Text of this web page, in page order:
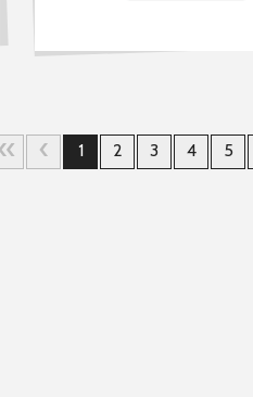
1 2 3 4 5